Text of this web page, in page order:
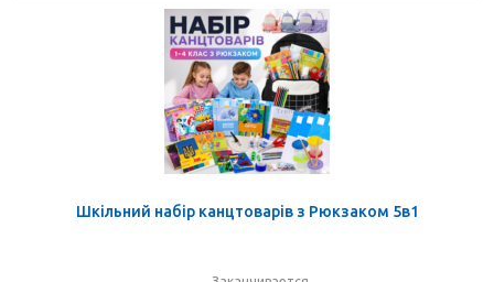
Шкільний набір канцтоварів з Рюкзаком 5в1